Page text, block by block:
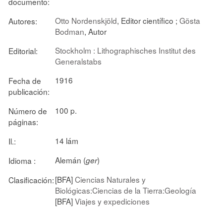
Autores: Otto Nordenskjöld, Editor científico ; Gösta
Bodman, Autor
Editorial:
Stockholm : Lithographisches Institut des
Generalstabs
Fecha de
publicación:
1916
Número de
páginas:
100 p.
Il.:
14 lám
Idioma :
Alemán (ger)
Clasificación:[BFA]Ciencias Naturales y
Biológicas:Ciencias de la Tierra:Geología
[BFA]Viajes y expediciones